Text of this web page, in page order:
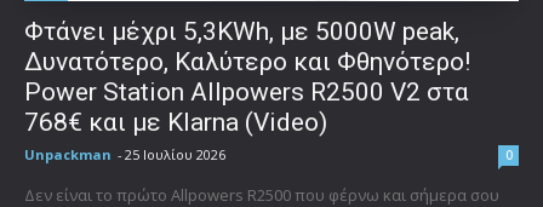
Φτάνει μέχρι 5,3KWh, με 5000W peak,
Δυνατότερο, Καλύτερο και Φθηνότερο!
Power Station Allpowers R2500 V2 στα
768€ και με Klarna (Video)
Unpackman - 25 Ιουλίου 2026 0
Δεν είναι το πρώτο Allpowers R2500 που φέρνω και σήμερα σου